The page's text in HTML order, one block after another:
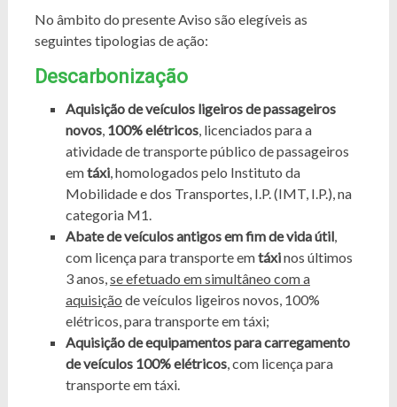
No âmbito do presente Aviso são elegíveis as
seguintes tipologias de ação:
Descarbonização
Aquisição de veículos ligeiros de passageiros
novos, 100% elétricos, licenciados para a
atividade de transporte público de passageiros
emtáxi, homologados pelo Instituto da
Mobilidade e dos Transportes, I.P. (IMT, I.P.), na
categoria M1.
Abate de veículos antigos em fim de vida útil,
com licença para transporte emtáxinos últimos
3 anos,se efetuado em simultâneo com a
aquisição de veículos ligeiros novos, 100%
elétricos, para transporte em táxi;
Aquisição de equipamentos para carregamento
de veículos 100% elétricos, com licença para
transporte em táxi.